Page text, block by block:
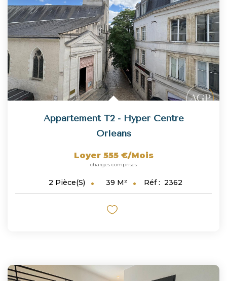
Appartement T2 - Hyper Centre
Orleans
Loyer 555 €/mois
charges comprises
2 Pièce(s) 39 M² Réf : 2362